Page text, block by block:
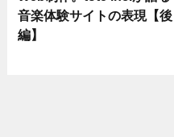
音楽体験サイトの表現【後
編】